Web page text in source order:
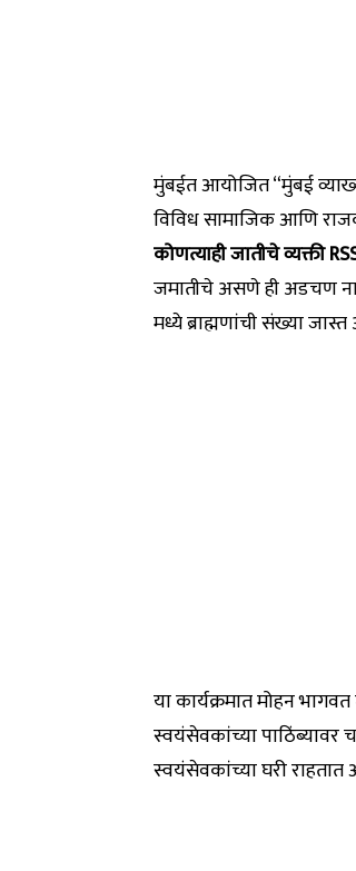
मुंबईत आयोजित “मुंबई
विविध सामाजिक आणि
कोणत्याही जातीचे व्यक्ती
जमातीचे असणे ही अडचण
मध्ये ब्राह्मणांची संख्या
या कार्यक्रमात मोहन
स्वयंसेवकांच्या पाठिंब्यावर
स्वयंसेवकांच्या घरी राहतात